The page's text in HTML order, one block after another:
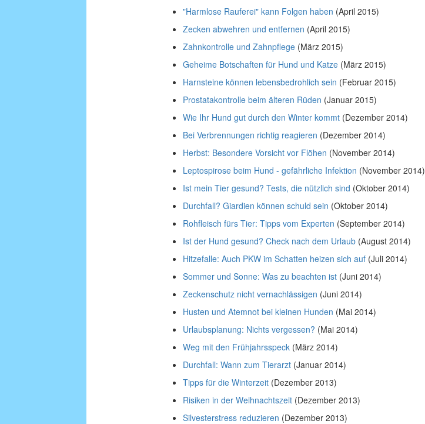
"Harmlose Rauferei" kann Folgen haben (April 2015)
Zecken abwehren und entfernen (April 2015)
Zahnkontrolle und Zahnpflege(März 2015)
Geheime Botschaften für Hund und Katze(März 2015)
Harnsteine können lebensbedrohlich sein (Februar 2015)
Prostatakontrolle beim älteren Rüden (Januar 2015)
Wie Ihr Hund gut durch den Winter kommt(Dezember 2014)
Bei Verbrennungen richtig reagieren (Dezember 2014)
Herbst: Besondere Vorsicht vor Flöhen (November 2014)
Leptospirose beim Hund - gefährliche Infektion (November 2014)
Ist mein Tier gesund? Tests, die nützlich sind (Oktober 2014)
Durchfall? Giardien können schuld sein (Oktober 2014)
Rohfleisch fürs Tier: Tipps vom Experten (September 2014)
Ist der Hund gesund? Check nach dem Urlaub(August 2014)
Hitzefalle: Auch PKW im Schatten heizen sich auf(Juli 2014)
Sommer und Sonne: Was zu beachten ist(Juni 2014)
Zeckenschutz nicht vernachlässigen (Juni 2014)
Husten und Atemnot bei kleinen Hunden (Mai 2014)
Urlaubsplanung: Nichts vergessen? (Mai 2014)
Weg mit den Frühjahrsspeck(März 2014)
Durchfall: Wann zum Tierarzt(Januar 2014)
Tipps für die Winterzeit(Dezember 2013)
Risiken in der Weihnachtszeit(Dezember 2013)
Silvesterstress reduzieren (Dezember 2013)